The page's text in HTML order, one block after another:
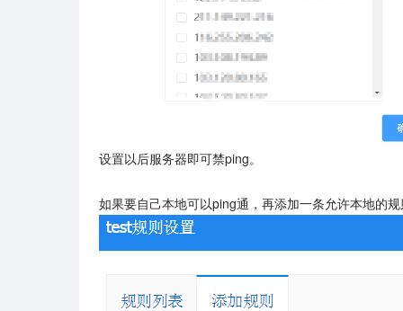
设置以后服务器即可禁ping。
如果要自己本地可以ping通，再添加一条允许本地的